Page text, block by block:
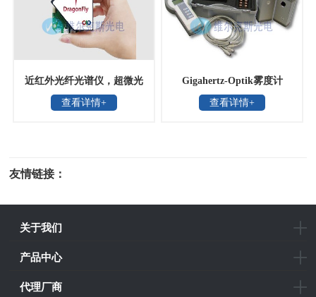
近红外光纤光谱仪，超微光
学
查看详情+
Gigahertz-Optik雾度计
LCRT-2005H-S
查看详情+
友情链接：
关于我们
产品中心
代理厂商